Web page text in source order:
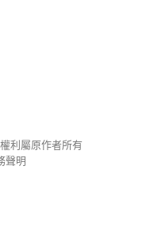
利屬原作者所有
聲明